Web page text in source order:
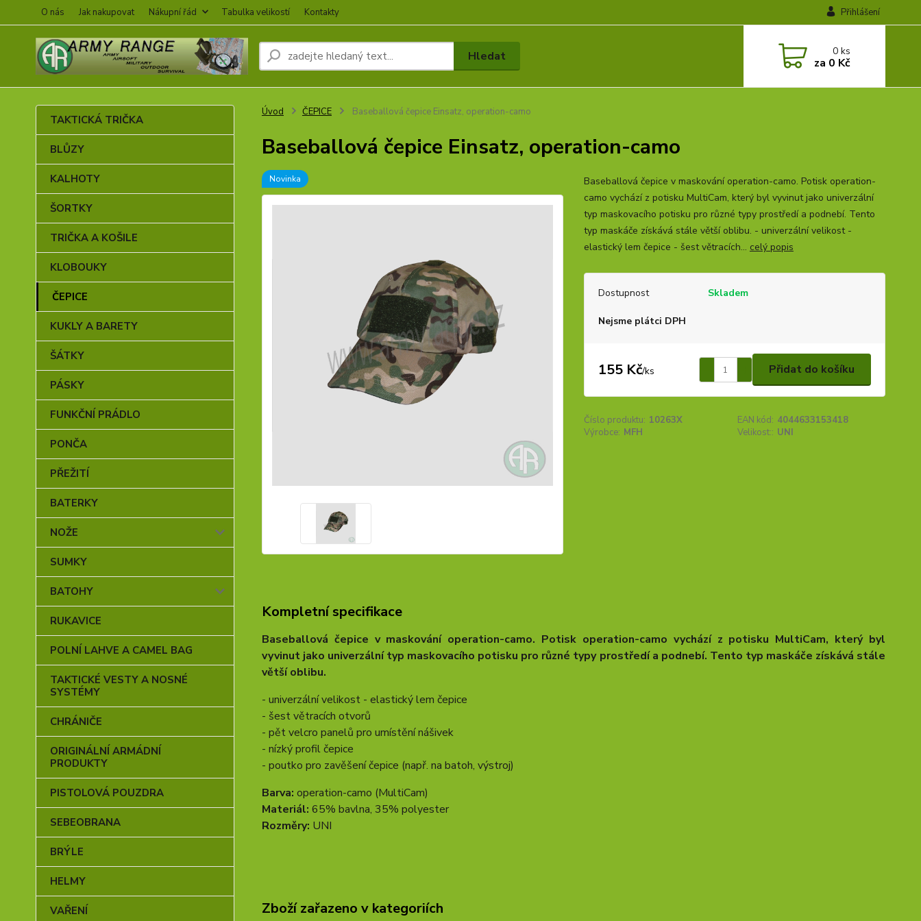
O nás Jak nakupovat Nákupní řád Tabulka velikostí Kontakty Přihlášení
Hledat 0ks
za 0 Kč
TAKTICKÁ TRIČKA
BLŮZY
KALHOTY
ŠORTKY
TRIČKA A KOŠILE
KLOBOUKY
ČEPICE
KUKLY A BARETY
ŠÁTKY
PÁSKY
FUNKČNÍ PRÁDLO
PONČA
PŘEŽITÍ
BATERKY
NOŽE
SUMKY
BATOHY
RUKAVICE
POLNÍ LAHVE A CAMEL BAG
TAKTICKÉ VESTY A NOSNÉ
SYSTÉMY
CHRÁNIČE
ORIGINÁLNÍ ARMÁDNÍ
PRODUKTY
PISTOLOVÁ POUZDRA
SEBEOBRANA
BRÝLE
HELMY
VAŘENÍ
Úvod ČEPICE Baseballová čepice Einsatz, operation-camo
Baseballová čepice Einsatz, operation-camo
Novinka
Baseballová čepice v maskování operation-camo. Potisk operation-
camo vychází z potisku MultiCam, který byl vyvinut jako univerzální
typ maskovacího potisku pro různé typy prostředí a podnebí. Tento
typ maskáče získává stále větší oblibu. - univerzální velikost -
elastický lem čepice - šest větracích... celý popis
Dostupnost Skladem
Nejsme plátci DPH
155 Kč/ks Přidat do košíku
Číslo produktu: 10263X EAN kód: 4044633153418
Výrobce: MFH Velikost:: UNI
Kompletní specifikace
Baseballová čepice v maskování operation-camo. Potisk operation-camo vychází z potisku MultiCam, který byl
vyvinut jako univerzální typ maskovacího potisku pro různé typy prostředí a podnebí. Tento typ maskáče získává stále
větší oblibu.
- univerzální velikost - elastický lem čepice
- šest větracích otvorů
- pět velcro panelů pro umístění nášivek
- nízký profil čepice
- poutko pro zavěšení čepice (např. na batoh, výstroj)
Barva: operation-camo (MultiCam)
Materiál: 65% bavlna, 35% polyester
Rozměry: UNI
Zboží zařazeno v kategoriích